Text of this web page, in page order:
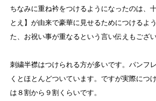
ちなみに重ね衿をつけるようになったのは、
とえ】が由来で豪華に見せるためにつけるよ
た、お祝い事が重なるという言い伝えもござい
刺繍半襟はつけられる方が多いです。パンフ
くとほとんどついています。ですが実際につ
は８割から９割くらいです。